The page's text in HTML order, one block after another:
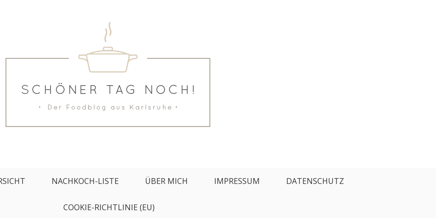
NACHKOCH-LISTE ÜBER MICH IMPRESSUM DATENSCHUTZ
COOKIE-RICHTLINIE (EU)